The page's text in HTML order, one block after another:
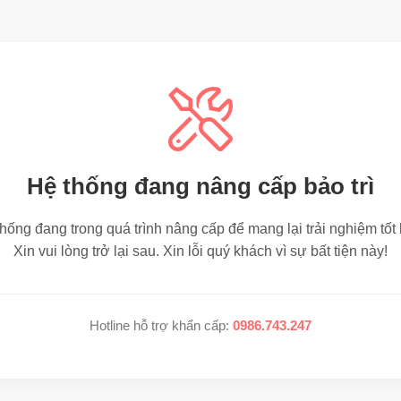
Hệ thống đang nâng cấp bảo trì
đang trong quá trình nâng cấp để mang lại trải nghiệm tốt
Xin vui lòng trở lại sau. Xin lỗi quý khách vì sự bất tiện này!
Hotline hỗ trợ khẩn cấp: 0986.743.247